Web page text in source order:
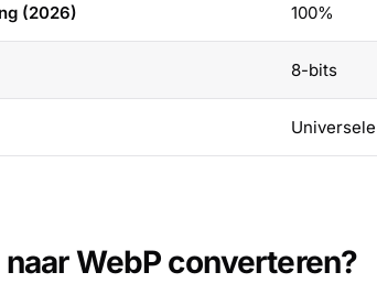
(2026) 100%
8-bits
naar WebP converteren?